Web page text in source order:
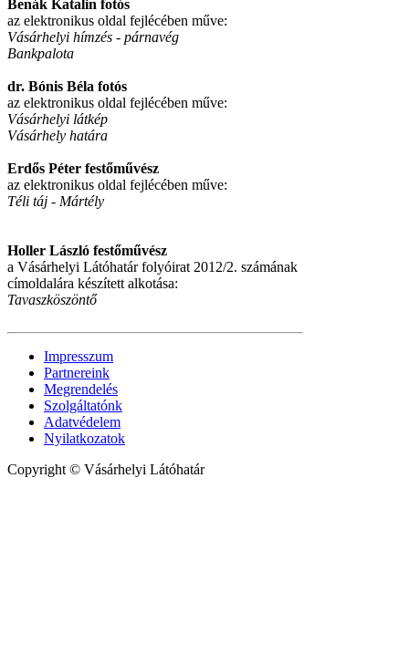
Benák Katalin fotós
az elektronikus oldal fejlécében műve:
Vásárhelyi hímzés - párnavég
Bankpalota
dr. Bónis Béla fotós
az elektronikus oldal fejlécében műve:
Vásárhelyi látkép
Vásárhely határa
Erdős Péter festőművész
az elektronikus oldal fejlécében műve:
Téli táj - Mártély
Holler László festőművész
a Vásárhelyi Látóhatár folyóirat 2012/2. számának
címoldalára készített alkotása:
Tavaszköszöntő
Impresszum
Partnereink
Megrendelés
Szolgáltatónk
Adatvédelem
Nyilatkozatok
Copyright © Vásárhelyi Látóhatár